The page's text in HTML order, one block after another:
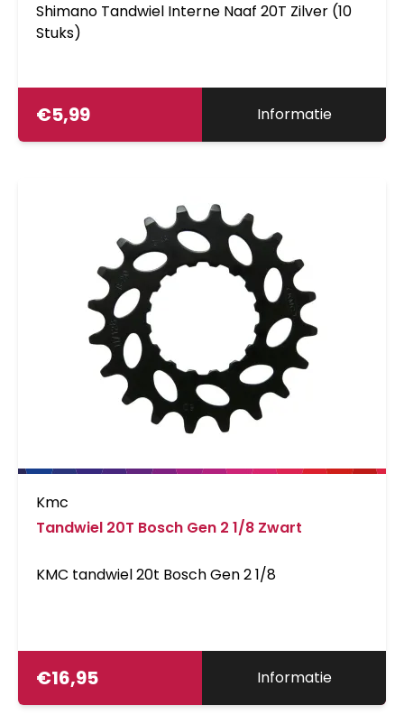
Shimano Tandwiel Interne Naaf 20T Zilver (10
Stuks)
€5,99 Informatie
Kmc
Tandwiel 20T Bosch Gen 2 1/8 Zwart
KMC tandwiel 20t Bosch Gen 2 1/8
€16,95 Informatie